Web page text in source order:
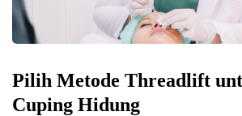
Pilih Metode Threadlift
Cuping Hidung